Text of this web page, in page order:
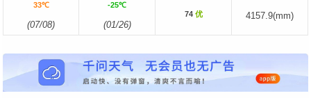
33℃
(07/08)
-25℃
(01/26)
74 优 4157.9(mm)